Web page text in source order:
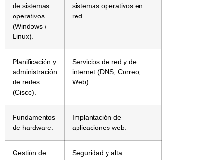
de sistemas
operativos
(Windows /
Linux).
sistemas operativos en
red.
Planificación y
administración
de redes
(Cisco).
Servicios de red y de
internet (DNS, Correo,
Web).
Fundamentos
de hardware.
Implantación de
aplicaciones web.
Gestión de
Seguridad y alta